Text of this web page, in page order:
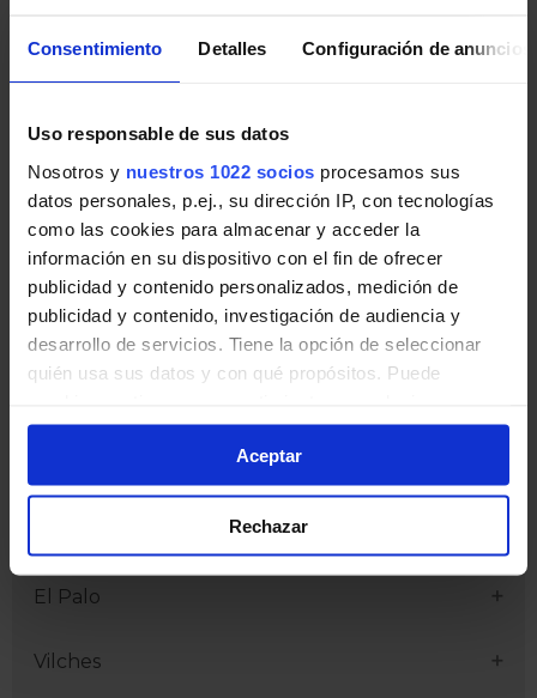
Consentimiento Detalles Configuración de anuncios
Uso responsable de sus datos
Nosotros y nuestros 1022 socios procesamos sus
datos personales, p.ej., su dirección IP, con tecnologías
como las cookies para almacenar y acceder la
información en su dispositivo con el fin de ofrecer
publicidad y contenido personalizados, medición de
publicidad y contenido, investigación de audiencia y
desarrollo de servicios. Tiene la opción de seleccionar
quién usa sus datos y con qué propósitos. Puede
momento desde la Declaración de cookies o clicando en
el Menú de consentimiento.
Si lo permite, también quisiéramos:
Recopilar información sobre su ubicación
geográfica que puede tener una precisión de varios
metros
para buscar características específicas (huellas
Aceptar
Rechazar
Pincha en la imagen para ampliarla a pantalla completa.
Información de línea
Horario de Línea M-360
Horarios de salida desde las cabeceras de línea:
Estación de Muelle Heredia
El Palo
Vilches